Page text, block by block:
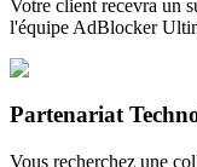
Votre client recevra un
l'équipe AdBlocker
Partenariat
Vous recherchez une